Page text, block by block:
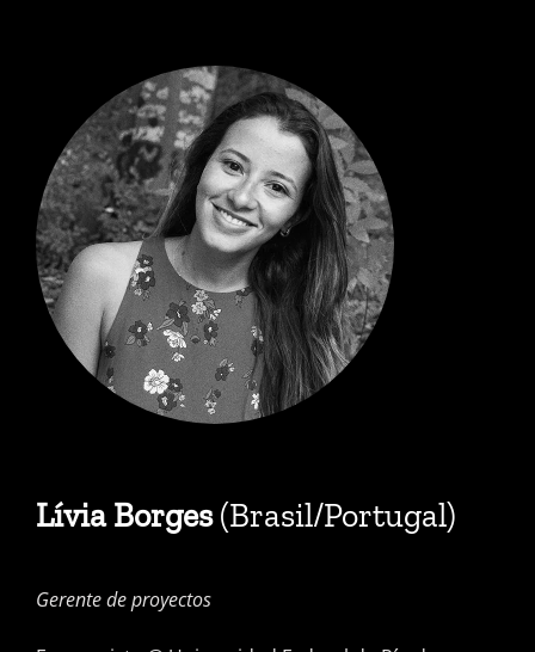
Lívia Borges(Brasil/Portugal)
Gerente de proyectos